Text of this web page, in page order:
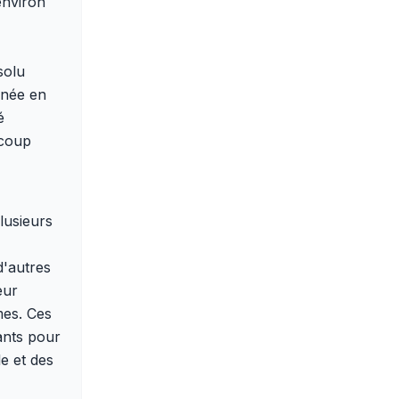
en
Ces
pour
et des